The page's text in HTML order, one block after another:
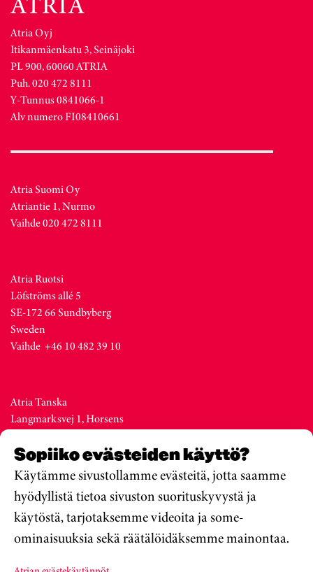
Sopiiko evästeiden käyttö?
Käytämme sivustollamme evästeitä, jotta saamme
hyödyllistä tietoa sivuston suorituskyvystä ja
käytöstä, tarjotaksemme videoita ja some-
ominaisuuksia sekä räätälöidäksemme mainontaa.
Atria Oyj
Itikanmäenkatu 3, Seinäjoki
PL 900, 60060 ATRIA
Puh. 020 472 8111
Y-Tunnus 0841066-1
Alv numero FI08410661
Atria Suomi Oy
Atriantie 1, Nurmo
Vaihde 020 472 8111
Atria Ruotsi
Löfströms allé 5
SE-172 66 Sundbyberg
Sweden
Vaihde +46 10 482 39 10
Atria Tanska
Langmarksvej 1, Horsens
Denmark
Vaihde +45 76 28 25 00
Atria Viro
Metsa str. 19, Valga